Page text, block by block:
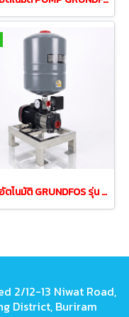
ปั๊มน้ำอัตโนมัติ GRUNDFOS รุ่น CMB 5-37PT กำลัง 0.67kW
2/12-13 Niwat Road,
District, Buriram